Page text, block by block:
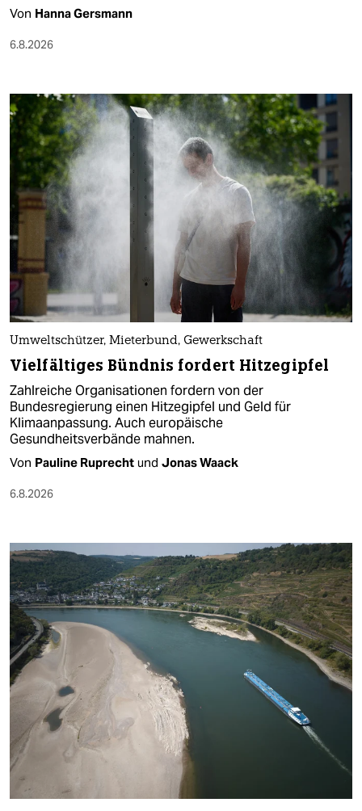
Von Hanna Gersmann
6.8.2026
Umweltschützer, Mieterbund, Gewerkschaft
Vielfältiges Bündnis fordert Hitzegipfel
Zahlreiche Organisationen fordern von der
Bundesregierung einen Hitzegipfel und Geld für
Klimaanpassung. Auch europäische
Gesundheitsverbände mahnen.
Von Pauline Ruprecht und Jonas Waack
6.8.2026